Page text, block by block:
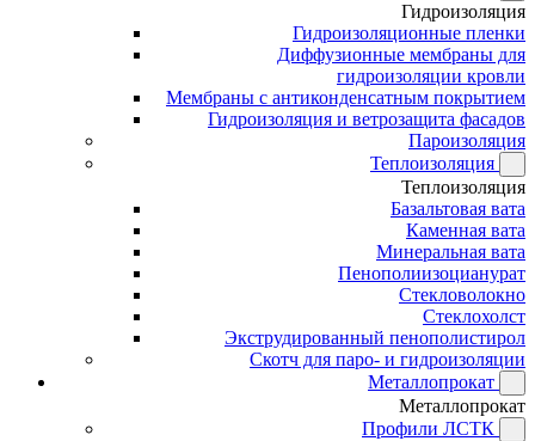
Гидроизоляция
Гидроизоляционные пленки
Диффузионные мембраны для
гидроизоляции кровли
Мембраны с антиконденсатным покрытием
Гидроизоляция и ветрозащита фасадов
Пароизоляция
Теплоизоляция
Теплоизоляция
Базальтовая вата
Каменная вата
Минеральная вата
Пенополиизоцианурат
Стекловолокно
Стеклохолст
Экструдированный пенополистирол
Скотч для паро- и гидроизоляции
Металлопрокат
Металлопрокат
Профили ЛСТК